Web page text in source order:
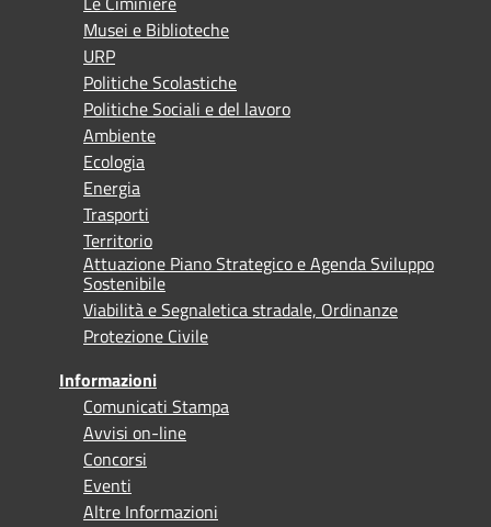
Musei e Biblioteche
URP
Politiche Scolastiche
Politiche Sociali e del lavoro
Ambiente
Ecologia
Energia
Trasporti
Territorio
Attuazione Piano Strategico e Agenda Sviluppo
Sostenibile
Viabilità e Segnaletica stradale, Ordinanze
Protezione Civile
Informazioni
Comunicati Stampa
Avvisi on-line
Concorsi
Eventi
Altre Informazioni